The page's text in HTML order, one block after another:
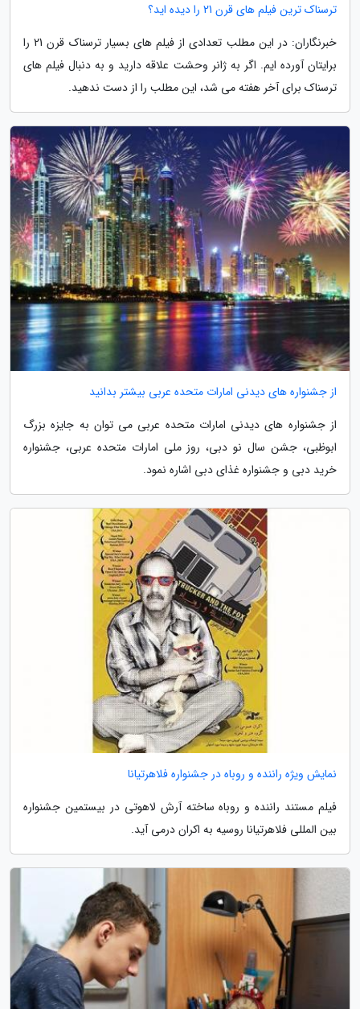
ترسناک ترین فیلم های قرن 21 را دیده اید؟
خبرنگاران: در این مطلب تعدادی از فیلم های بسیار ترسناک قرن 21 را
برایتان آورده ایم. اگر به ژانر وحشت علاقه دارید و به دنبال فیلم های
ترسناک برای آخر هفته می شد، این مطلب را از دست ندهید.
از جشنواره های دیدنی امارات متحده عربی بیشتر بدانید
از جشنواره های دیدنی امارات متحده عربی می توان به جایزه بزرگ
ابوظبی، جشن سال نو دبی، روز ملی امارات متحده عربی، جشنواره
خرید دبی و جشنواره غذای دبی اشاره نمود.
نمایش ویژه راننده و روباه در جشنواره فلاهرتیانا
فیلم مستند راننده و روباه ساخته آرش لاهوتی در بیستمین جشنواره
بین المللی فلاهرتیانا روسیه به اکران درمی آید.